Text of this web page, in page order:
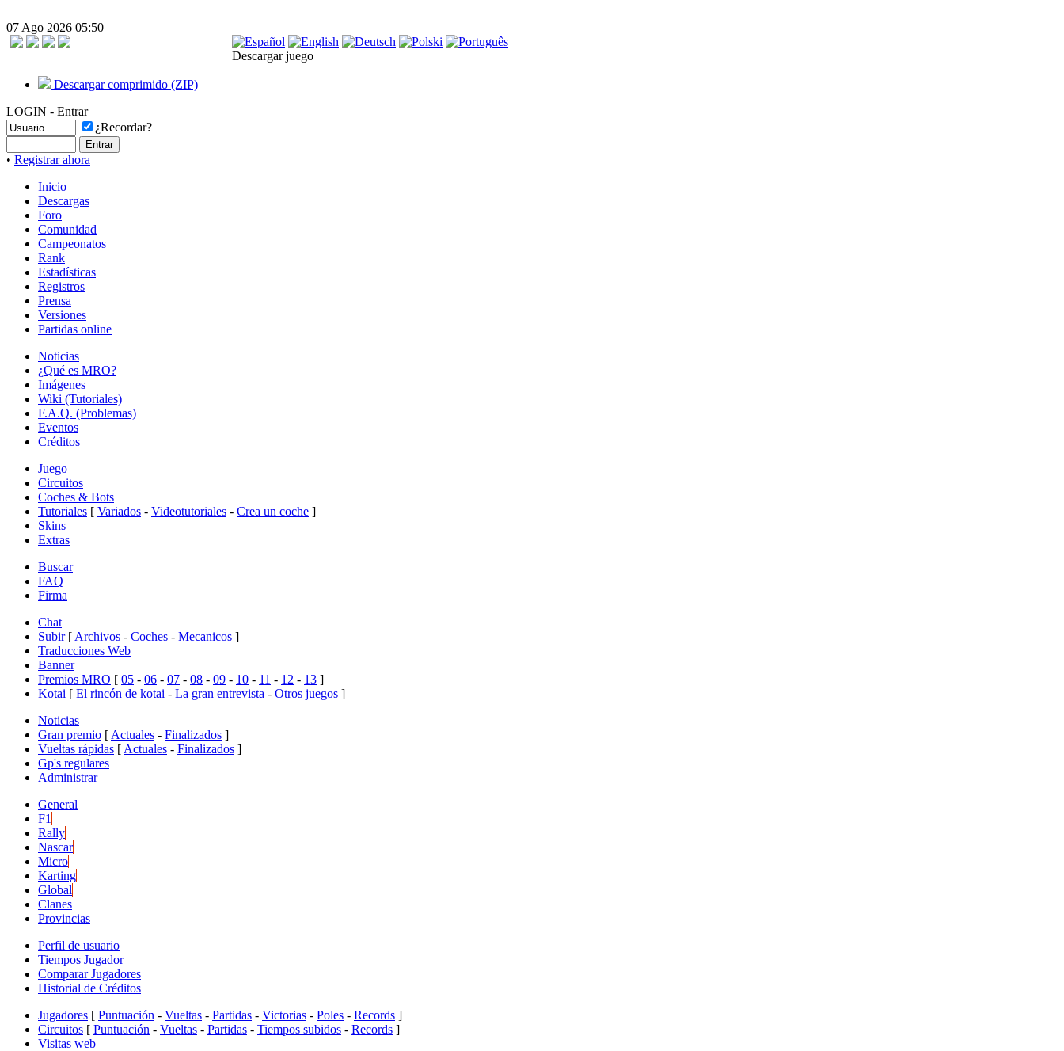
07 Ago 2026 05:50
Descargar juego
Descargar comprimido (ZIP)
LOGIN - Entrar
¿Recordar?
• Registrar ahora
Inicio
Descargas
Foro
Comunidad
Campeonatos
Rank
Estadísticas
Registros
Prensa
Versiones
Partidas online
Noticias
¿Qué es MRO?
Imágenes
Wiki (Tutoriales)
F.A.Q. (Problemas)
Eventos
Créditos
Juego
Circuitos
Coches & Bots
Tutoriales [ Variados - Videotutoriales - Crea un coche ]
Skins
Extras
Buscar
FAQ
Firma
Chat
Subir [ Archivos - Coches - Mecanicos ]
Traducciones Web
Banner
Premios MRO [ 05 - 06 - 07 - 08 - 09 - 10 - 11 - 12 - 13 ]
Kotai [ El rincón de kotai - La gran entrevista - Otros juegos ]
Noticias
Gran premio [ Actuales - Finalizados ]
Vueltas rápidas [ Actuales - Finalizados ]
Gp's regulares
Administrar
General
F1
Rally
Nascar
Micro
Karting
Global
Clanes
Provincias
Perfil de usuario
Tiempos Jugador
Comparar Jugadores
Historial de Créditos
Jugadores [ Puntuación - Vueltas - Partidas - Victorias - Poles - Records ]
Circuitos [ Puntuación - Vueltas - Partidas - Tiempos subidos - Records ]
Visitas web